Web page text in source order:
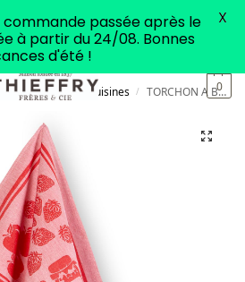
0
Accessoires de cuisines / TORCHON A BRODER CONFITURE Rouge
commande passée après le
à partir du 24/08. Bonnes
d'été !
X